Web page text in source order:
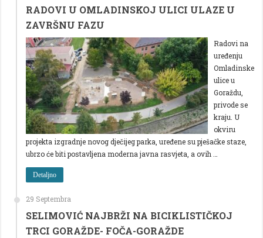
RADOVI U OMLADINSKOJ ULICI ULAZE U
ZAVRŠNU FAZU
Radovi na
uređenju
Omladinske
ulice u
Goraždu,
privode se
kraju. U
okviru
projekta izgradnje novog dječijeg parka, uređene su pješačke staze,
ubrzo će biti postavljena moderna javna rasvjeta, a ovih …
Detaljno
29 Septembra
SELIMOVIĆ NAJBRŽI NA BICIKLISTIČKOJ
TRCI GORAŽDE- FOČA-GORAŽDE